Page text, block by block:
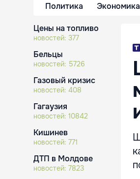
Политика Экономика
Цены на топливо
новостей: 377
Бельцы
новостей: 5726
Газовый кризис
новостей: 408
Гагаузия
новостей: 10842
Кишинев
новостей: 771
ДТП в Молдове
новостей: 7823